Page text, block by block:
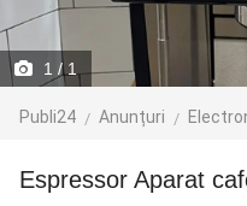
1 / 1
Publi24 Anunțuri
Espressor Aparat